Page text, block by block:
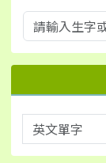
英文單字